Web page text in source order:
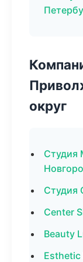
округ
Студия
Студия
Center
Beauty